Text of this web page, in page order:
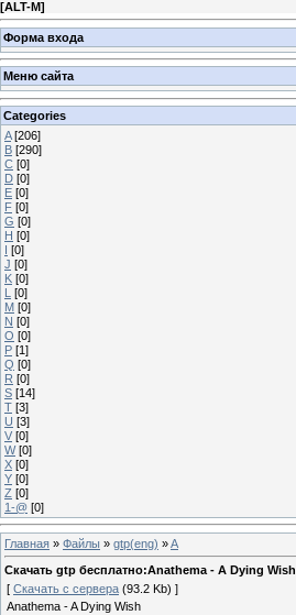
[ALT-M]
Форма входа
Меню сайта
Categories
A [206]
B [290]
C [0]
D [0]
E [0]
F [0]
G [0]
H [0]
I [0]
J [0]
K [0]
L [0]
M [0]
N [0]
O [0]
P [1]
Q [0]
R [0]
S [14]
T [3]
U [3]
V [0]
W [0]
X [0]
Y [0]
Z [0]
1-@ [0]
Главная » Файлы » gtp(eng) »A
Скачать gtp бесплатно:Anathema - A Dying Wish
[ Скачать с сервера (93.2 Kb) ]
Anathema - A Dying Wish